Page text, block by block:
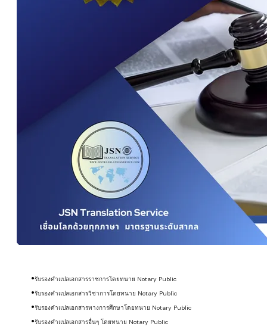
รับรองคำแปลเอกสารราชการโดยทนาย Notary Public
รับรองคำแปลเอกสารวิชาการโดยทนาย Notary Public
รับรองคำแปลเอกสารทางการศึกษาโดยทนาย Notary Public
รับรองคำแปลเอกสารอื่นๆ โดยทนาย Notary Public